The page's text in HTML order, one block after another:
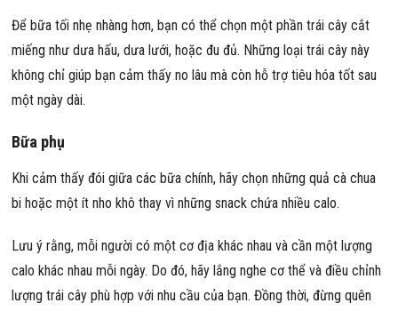
Để bữa tối nhẹ nhàng hơn, bạn có thể chọn một phần trái cây cắt
miếng như dưa hấu, dưa lưới, hoặc đu đủ. Những loại trái cây này
không chỉ giúp bạn cảm thấy no lâu mà còn hỗ trợ tiêu hóa tốt sau
một ngày dài.
Bữa phụ
Khi cảm thấy đói giữa các bữa chính, hãy chọn những quả cà chua
bi hoặc một ít nho khô thay vì những snack chứa nhiều calo.
Lưu ý rằng, mỗi người có một cơ địa khác nhau và cần một lượng
calo khác nhau mỗi ngày. Do đó, hãy lắng nghe cơ thể và điều chỉnh
lượng trái cây phù hợp với nhu cầu của bạn. Đồng thời, đừng quên